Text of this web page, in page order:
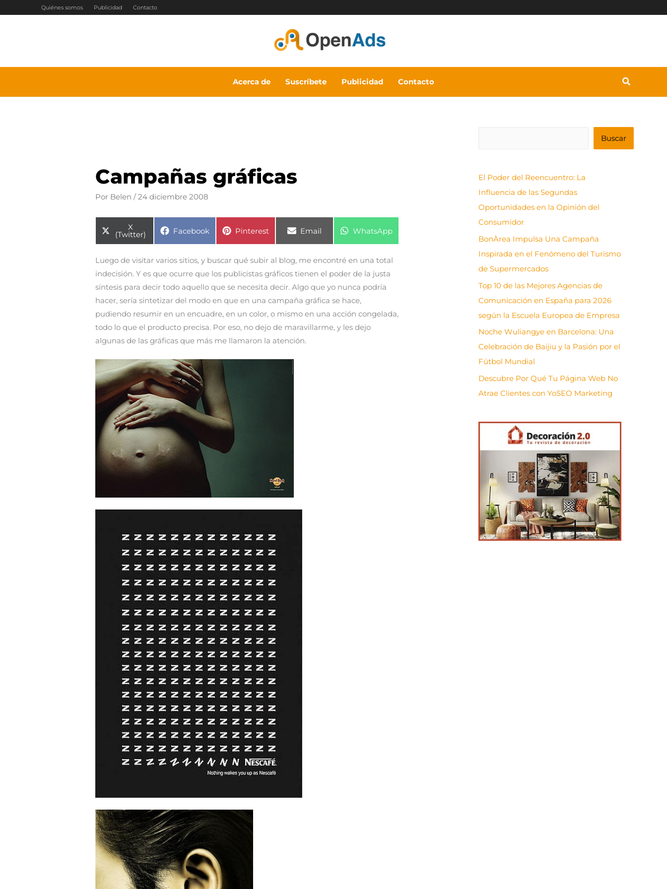
Quiénes somos Publicidad Contacto
Acerca de Suscríbete Publicidad Contacto
Campañas gráficas
Por Belen/24 diciembre 2008
Compartir
en
X
(Twitter) Compartir
Facebook Compartir
Pinterest Compartir
Email Compartir
WhatsApp
Luego de visitar varios sitios, y buscar qué subir al blog, me encontré en una total
indecisión. Y es que ocurre que los publicistas gráficos tienen el poder de la justa
síntesis para decir todo aquello que se necesita decir. Algo que yo nunca podría
hacer, sería sintetizar del modo en que en una campaña gráfica se hace,
pudiendo resumir en un encuadre, en un color, o mismo en una acción congelada,
todo lo que el producto precisa. Por eso, no dejo de maravillarme, y les dejo
algunas de las gráficas que más me llamaron la atención.
c
a
r
Buscar
El Poder del Reencuentro: La
Influencia de las Segundas
Oportunidades en la Opinión del
Consumidor
BonÀrea Impulsa Una Campaña
Inspirada en el Fenómeno del Turismo
de Supermercados
Top 10 de las Mejores Agencias de
Comunicación en España para 2026
según la Escuela Europea de Empresa
Noche Wuliangye en Barcelona: Una
Celebración de Baijiu y la Pasión por el
Fútbol Mundial
Descubre Por Qué Tu Página Web No
Atrae Clientes con YoSEO Marketing